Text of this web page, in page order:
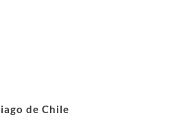
de Chile